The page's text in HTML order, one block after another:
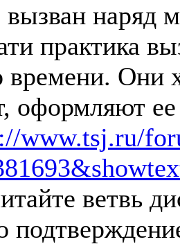
наряд
практика
времени. Они
оформляют
www.tsj.ru/
ветвь